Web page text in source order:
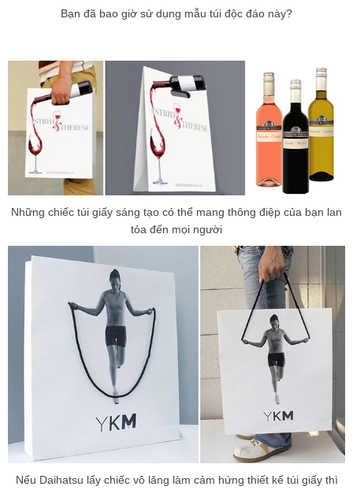
Bạn đã bao giờ sử dụng mẫu túi độc đáo này?
Những chiếc túi giấy sáng tạo có thể mang thông điệp của bạn lan
tỏa đến mọi người
Nếu Daihatsu lấy chiếc vô lăng làm cảm hứng thiết kế túi giấy thì